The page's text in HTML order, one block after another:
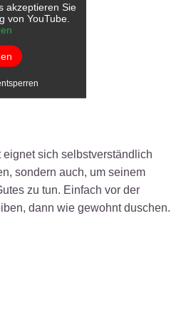
akzeptieren Sie
von YouTube.
sich selbstverständlich
sondern auch, um seinem
zu tun. Einfach vor der
dann wie gewohnt duschen.